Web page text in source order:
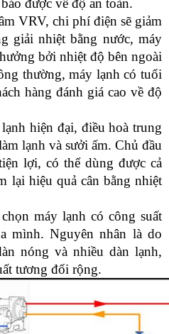
được về độ an toàn.
VRV, chi phí điện sẽ giảm
giải nhiệt bằng nước, máy
bởi nhiệt độ bên ngoài
thường, máy lạnh có tuổi
hàng đánh giá cao về độ
hiện đại, điều hoà trung
lạnh và sưởi ấm. Chủ đầu
lợi, có thể dùng được cả
lại hiệu quả cân bằng nhiệt
máy lạnh có công suất
mình. Nguyên nhân là do
nóng và nhiều dàn lạnh,
tương đối rộng.